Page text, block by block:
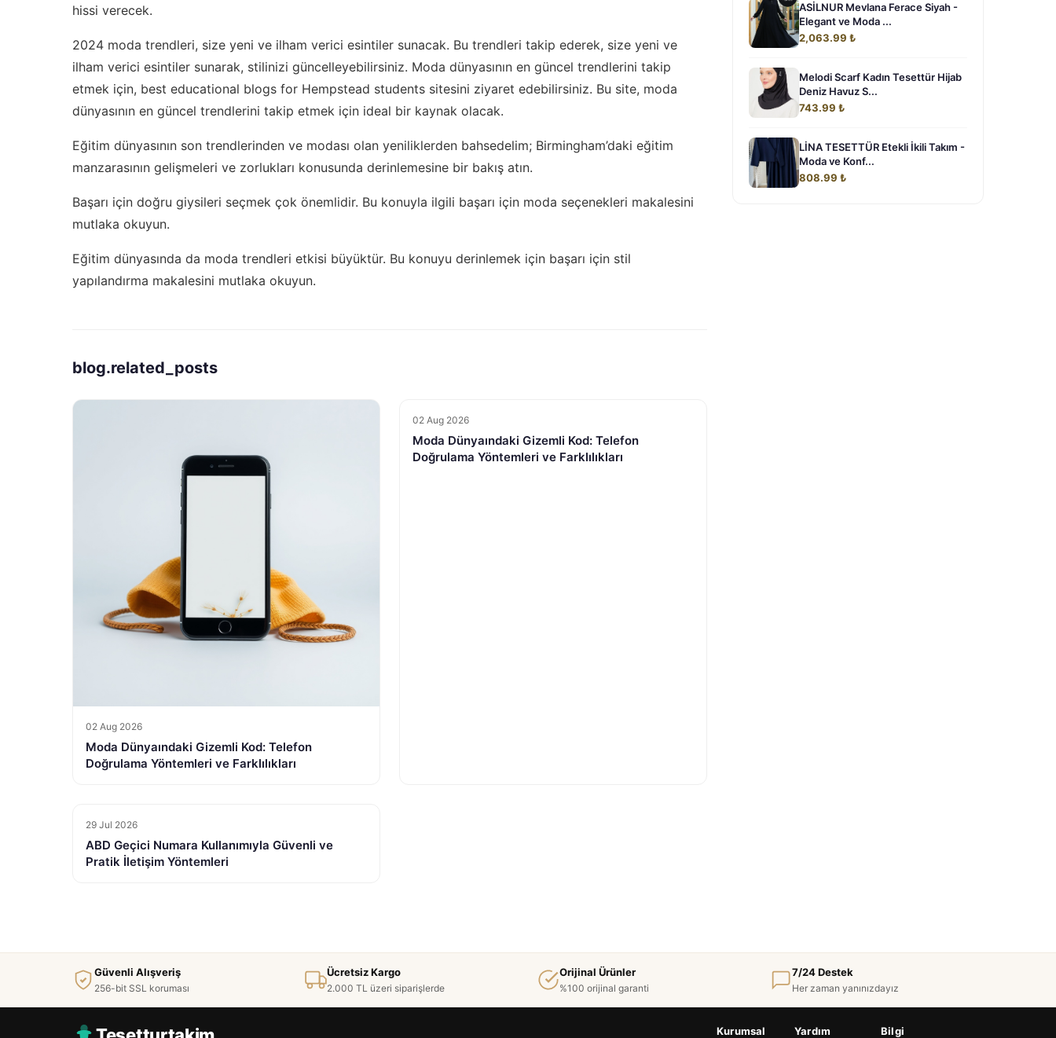
hissi verecek.
2024 moda trendleri, size yeni ve ilham verici esintiler sunacak. Bu trendleri takip ederek, size yeni ve
ilham verici esintiler sunarak, stilinizi güncelleyebilirsiniz. Moda dünyasının en güncel trendlerini takip
etmek için, best educational blogs for Hempstead students sitesini ziyaret edebilirsiniz. Bu site, moda
dünyasının en güncel trendlerini takip etmek için ideal bir kaynak olacak.
Eğitim dünyasının son trendlerinden ve modası olan yeniliklerden bahsedelim; Birmingham’daki eğitim
manzarasının gelişmeleri ve zorlukları konusunda derinlemesine bir bakış atın.
Başarı için doğru giysileri seçmek çok önemlidir. Bu konuyla ilgili başarı için moda seçenekleri makalesini
mutlaka okuyun.
Eğitim dünyasında da moda trendleri etkisi büyüktür. Bu konuyu derinlemek için başarı için stil
yapılandırma makalesini mutlaka okuyun.
blog.related_posts
02 Aug 2026
Moda Dünyaındaki Gizemli Kod: Telefon
Doğrulama Yöntemleri ve Farklılıkları
02 Aug 2026
Moda Dünyaındaki Gizemli Kod: Telefon
Doğrulama Yöntemleri ve Farklılıkları
29 Jul 2026
ABD Geçici Numara Kullanımıyla Güvenli ve
Pratik İletişim Yöntemleri
ASİLNUR Mevlana Ferace Siyah -
Elegant ve Moda ...
2,063.99 ₺
Melodi Scarf Kadın Tesettür Hijab
Deniz Havuz S...
743.99 ₺
LİNA TESETTÜR Etekli İkili Takım -
Moda ve Konf...
808.99 ₺
Güvenli Alışveriş
256-bit SSL koruması
Ücretsiz Kargo
2.000 TL üzeri siparişlerde
Orijinal Ürünler
%100 orijinal garanti
7/24 Destek
Her zaman yanınızdayız
Kurumsal Yardım Bilgi